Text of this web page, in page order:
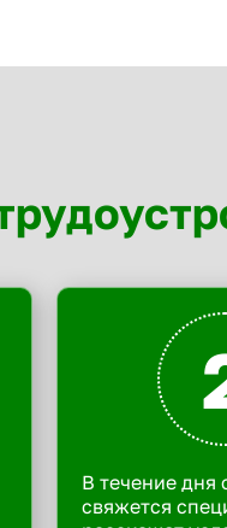
В течение дня
свяжется